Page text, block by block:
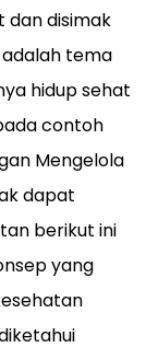
dan disimak
tema
hidup sehat
contoh
Mengelola
dapat
berikut ini
yang